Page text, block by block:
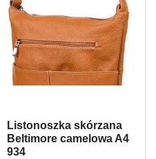
Listonoszka skórzana
Beltimore camelowa A4
934